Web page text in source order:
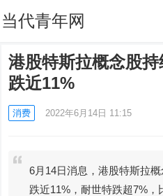
当代青年网
港股特斯拉概念股
跌近11%
消费 2022年6月14日 11:15
6月14日消息，港股特斯拉
跌近11%，耐世特跌超7%